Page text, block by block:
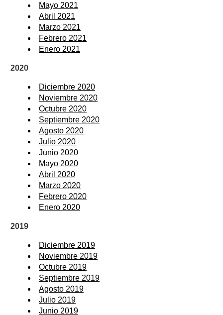
Mayo 2021
Abril 2021
Marzo 2021
Febrero 2021
Enero 2021
2020
Diciembre 2020
Noviembre 2020
Octubre 2020
Septiembre 2020
Agosto 2020
Julio 2020
Junio 2020
Mayo 2020
Abril 2020
Marzo 2020
Febrero 2020
Enero 2020
2019
Diciembre 2019
Noviembre 2019
Octubre 2019
Septiembre 2019
Agosto 2019
Julio 2019
Junio 2019